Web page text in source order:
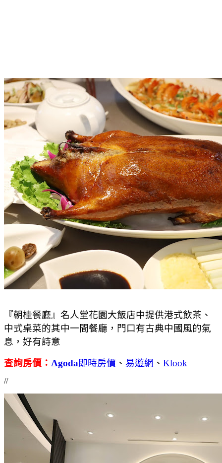
『朝桂餐廳』名人堂花園大飯店中提供港式飲茶、
中式桌菜的其中一間餐廳，門口有古典中國風的氣
息，好有詩意
查詢房價： Agoda即時房價 、 易遊網 、 Klook
//